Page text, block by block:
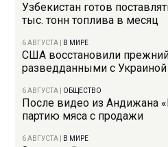
Узбекистан готов
тыс. тонн топлива в месяц
6 АВГУСТА В МИРЕ
США восстановили
разведданными с Украиной
6 АВГУСТА ОБЩЕСТВО
После видео из Андижана
партию мяса с продажи
6 АВГУСТА В МИРЕ